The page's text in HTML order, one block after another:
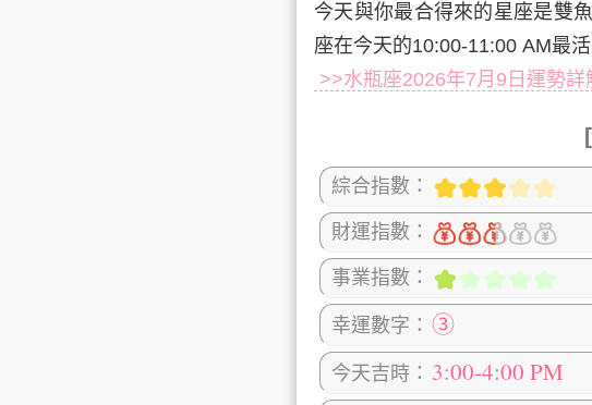
今天與你最合得來的星座是雙
座在今天的10:00-11:00 AM最
>>水瓶座2026年7月9日運勢詳
綜合指數：
財運指數：
事業指數：
幸運數字： ③
今天吉時： 3:00-4:00 PM